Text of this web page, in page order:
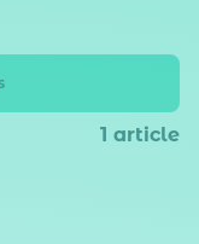
1 article